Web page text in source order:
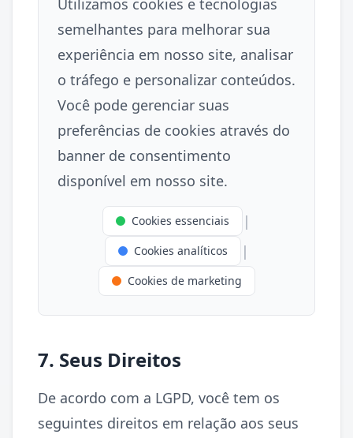
Utilizamos cookies e tecnologias
semelhantes para melhorar sua
experiência em nosso site, analisar
o tráfego e personalizar conteúdos.
Você pode gerenciar suas
preferências de cookies através do
banner de consentimento
disponível em nosso site.
Cookies essenciais |
Cookies analíticos |
Cookies de marketing
7. Seus Direitos
De acordo com a LGPD, você tem os
seguintes direitos em relação aos seus